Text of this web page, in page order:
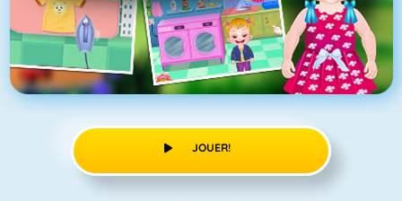
JOUER!